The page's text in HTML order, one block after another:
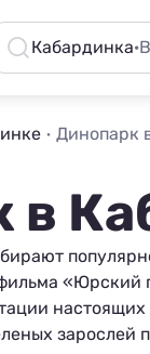
Кабардинка·
Динопарк
в
«Юрский
зарослей